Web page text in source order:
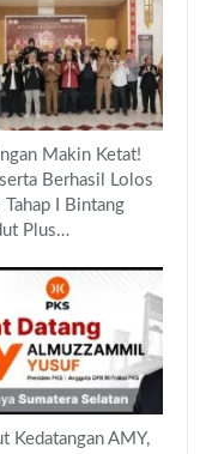
Makin Ketat!
Berhasil Lolos
I Bintang
Plus…
Kedatangan AMY,